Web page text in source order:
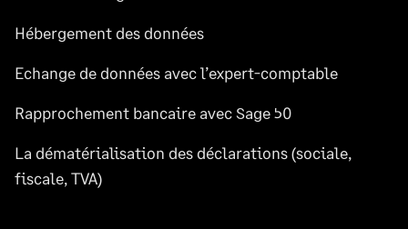
Hébergement des données
Echange de données avec l’expert-comptable
Rapprochement bancaire avec Sage 50
La dématérialisation des déclarations (sociale,
fiscale, TVA)